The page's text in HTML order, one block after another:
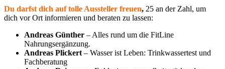
Du darfst dich auf tolle Aussteller freuen, 25 an der Zahl, um
dich vor Ort informieren und beraten zu lassen:
Andreas Günther – Alles rund um die FitLine
Nahrungsergänzung.
Andreas Plickert – Wasser ist Leben: Trinkwassertest und
Fachberatung